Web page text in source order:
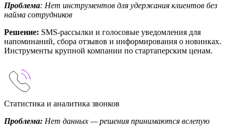
Проблема: Нет инструментов для удержания клиентов без
найма сотрудников
Решение: SMS-рассылки и голосовые уведомления для
напоминаний, сбора отзывов и информирования о новинках.
Инструменты крупной компании по стартаперским ценам.
Статистика и аналитика звонков
Проблема: Нет данных — решения принимаются вслепую